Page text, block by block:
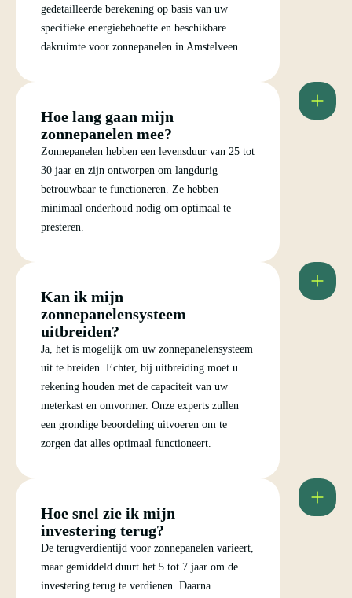
gedetailleerde berekening op basis van uw
specifieke energiebehoefte en beschikbare
dakruimte voor zonnepanelen in Amstelveen.
Hoe lang gaan mijn
zonnepanelen mee?
Zonnepanelen hebben een levensduur van 25 tot
30 jaar en zijn ontworpen om langdurig
betrouwbaar te functioneren. Ze hebben
minimaal onderhoud nodig om optimaal te
presteren.
Kan ik mijn
zonnepanelensysteem
uitbreiden?
Ja, het is mogelijk om uw zonnepanelensysteem
uit te breiden. Echter, bij uitbreiding moet u
rekening houden met de capaciteit van uw
meterkast en omvormer. Onze experts zullen
een grondige beoordeling uitvoeren om te
zorgen dat alles optimaal functioneert.
Hoe snel zie ik mijn
investering terug?
De terugverdientijd voor zonnepanelen varieert,
maar gemiddeld duurt het 5 tot 7 jaar om de
investering terug te verdienen. Daarna